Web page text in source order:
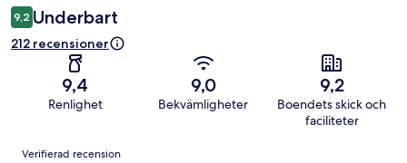
9,2 Underbart
212 recensioner
9,4
Renlighet
9,0
Bekvämligheter
9,2
Boendets skick och
faciliteter
Recensioner
Verifierad recension